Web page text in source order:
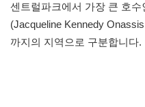
센트럴파크에서 가장 큰 호
(Jacqueline Kennedy
까지의 지역으로 구분합니다.